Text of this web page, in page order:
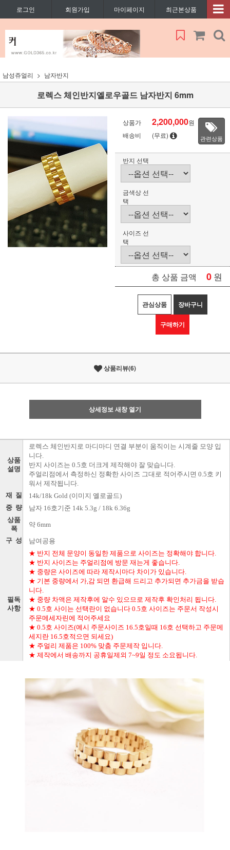
로그인 회원가입 마이페이지 최근본상품
남성쥬얼리 남자반지
로렉스 체인반지옐로우골드 남자반지 6mm
상품가 2,200,000원
배송비
(무료) 관련상품
반지 선택
금색상 선
택
사이즈 선
택
총 상품 금액 0 원
관심상품 장바구니
구매하기
상품리뷰(6)
상세정보 새창 열기
상품
설명
로렉스 체인반지로 마디마디 연결 부분이 움직이는 시계줄 모양 입
니다.
반지 사이즈는 0.5호 더크게 제작해야 잘 맞습니다.
주얼리점에서 측정하신 정확한 사이즈 그대로 적어주시면 0.5호 키
워서 제작됩니다.
재 질 14k/18k Gold (이미지 옐로골드)
중 량 남자 16호기준 14k 5.3g / 18k 6.36g
상품
폭
약 6mm
구 성 남여공용
필독
사항
★ 반지 전체 문양이 동일한 제품으로 사이즈는 정확해야 합니다.
★ 반지 사이즈는 주얼리점에 방문 재는게 좋습니다.
★ 중량은 사이즈에 따라 제작시마다 차이가 있습니다.
★ 기본 중량에서 가,감 되면 환급해 드리고 추가되면 추가금을 받습
니다.
★ 중량 차액은 제작후에 알수 있으므로 제작후 확인처리 됩니다.
★ 0.5호 사이는 선택란이 없습니다 0.5호 사이즈는 주문서 작성시
주문메세자린에 적어주세요
★ 0.5호 사이즈(예시 주문사이즈 16.5호일때 16호 선택하고 주문메
세지란 16.5호적으면 되세요)
★ 주얼리 제품은 100% 맞춤 주문제작 입니다.
★ 제작에서 배송까지 공휴일제외 7~9일 정도 소요됩니다.